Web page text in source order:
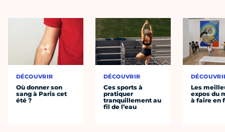
DÉCOUVRIR
Où donner son
sang à Paris cet
été ?
DÉCOUVRIR
Ces sports à
pratiquer
tranquillement au
fil de l’eau
Les
expos du
à faire en